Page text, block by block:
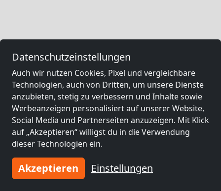
Datenschutzeinstellungen
Auch wir nutzen Cookies, Pixel und vergleichbare
Technologien, auch von Dritten, um unsere Dienste
anzubieten, stetig zu verbessern und Inhalte sowie
Werbeanzeigen personalisiert auf unserer Website,
Social Media und Partnerseiten anzuzeigen. Mit Klick
auf „Akzeptieren“ willigst du in die Verwendung
dieser Technologien ein.
Akzeptieren Einstellungen